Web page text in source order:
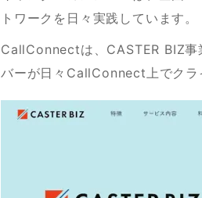
トワークを日々実践しています。
CallConnectは、CASTER BIZ事
バーが日々CallConnect上でクラ